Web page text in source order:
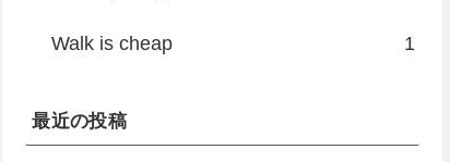
Walk is cheap 1
最近の投稿